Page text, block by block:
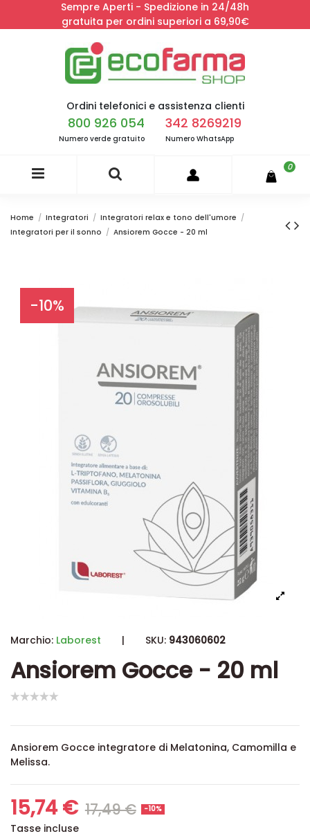
Sempre Aperti - Spedizione in 24/48h
gratuita per ordini superiori a 69,90€
Ordini telefonici e assistenza clienti
800 926 054
Numero verde gratuito
342 8269219
Numero WhatsApp
0
Home Integratori
Integratori relax e tono dell'umore
Integratori per il sonno
Ansiorem Gocce - 20 ml
-10%
Marchio: Laborest | SKU: 943060602
Ansiorem Gocce - 20 ml
Ansiorem Gocce integratore di Melatonina, Camomilla e
Melissa.
15,74 € 17,49 € -10%
Tasse incluse